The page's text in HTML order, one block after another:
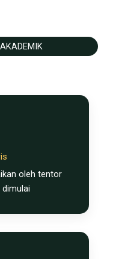
oleh tentor